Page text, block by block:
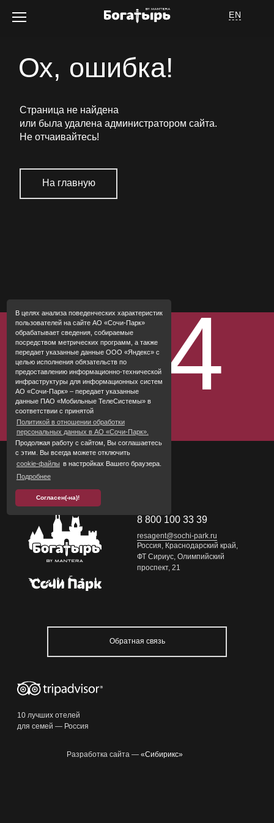
В целях анализа поведенческих характеристик
пользователей на сайте АО «Сочи-Парк»
обрабатывает сведения, собираемые
посредством метрических программ, а также
передает указанные данные ООО «Яндекс» с
целью исполнения обязательств по
предоставлению информационно-технической
инфраструктуры для информационных систем
АО «Сочи-Парк» – передает указанные
данные ПАО «Мобильные ТелеСистемы» в
соответствии с принятой
Политикой в отношении обработки
персональных данных в АО «Сочи-Парк».
Продолжая работу с сайтом, Вы соглашаетесь
с этим. Вы всегда можете отключить
cookie-файлы в настройках Вашего браузера.
Подробнее
Согласен(-на)!
EN
Номера
Спа
Рестораны и бары
Сочи Парк
Ваше событие
Правила проживания
8 800 100 33 39
Ох, ошибка!
Страница не найдена
или была удалена администратором сайта.
Не отчаивайтесь!
На главную
404
8 800 100 33 39
Россия, Краснодарский край,
ФТ Сириус, Олимпийский
проспект, 21
resagent@sochi-park.ru
Обратная связь
10 лучших отелей
для семей — Россия
Разработка сайта — «Сибирикс»